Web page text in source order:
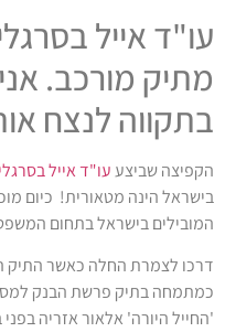
עו"ד אייל
מתיק מורכב.
בתקווה לנצח
הקפיצה שביצעעו"ד אייל
בישראל הינה מטאורית! כיום
המובילים בישראל בתחום
'החייל היורה' אלאור אזריה